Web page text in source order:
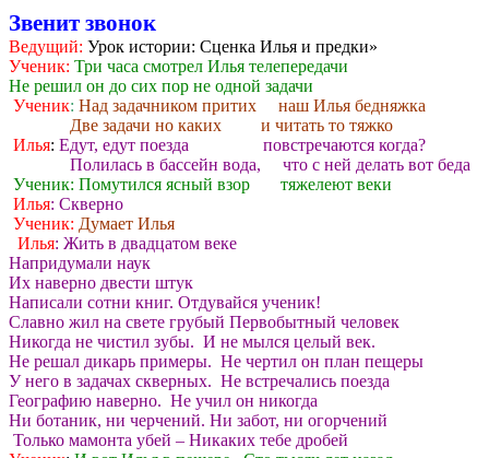
Звенит звонок
Ведущий: Урок истории: Сценка Илья и предки»
Ученик: Три часа смотрел Илья телепередачи
Не решил он до сих пор не одной задачи
Ученик: Над задачником притих наш Илья бедняжка
Две задачи но каких и читать то тяжко
Илья: Едут, едут поезда повстречаются когда?
Полилась в бассейн вода, что с ней делать вот беда
Ученик: Помутился ясный взор тяжелеют веки
Илья: Скверно
Ученик: Думает Илья
Илья: Жить в двадцатом веке
Напридумали наук
Их наверно двести штук
Написали сотни книг. Отдувайся ученик!
Славно жил на свете грубый Первобытный человек
Никогда не чистил зубы. И не мылся целый век.
Не решал дикарь примеры. Не чертил он план пещеры
У него в задачах скверных. Не встречались поезда
Географию наверно. Не учил он никогда
Ни ботаник, ни черчений. Ни забот, ни огорчений
Только мамонта убей – Никаких тебе дробей